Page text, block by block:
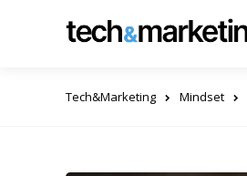
Tech&Marketing Mindset